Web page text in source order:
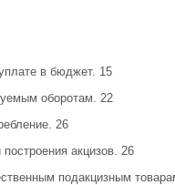
в бюджет. 15
оборотам. 22
26
акцизов. 26
подакцизным